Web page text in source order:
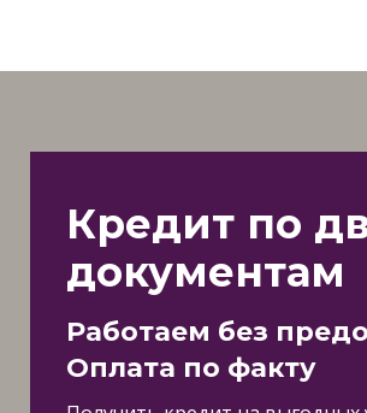
Кредит по
документам
Работаем без
Оплата по факту